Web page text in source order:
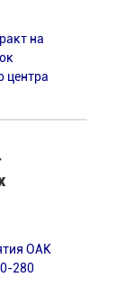
на
центра
ОАК
280